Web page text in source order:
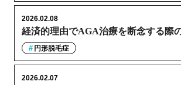
経済的理由でAGA治療を断念する際
2026.02.08
円形脱毛症
2026.02.07